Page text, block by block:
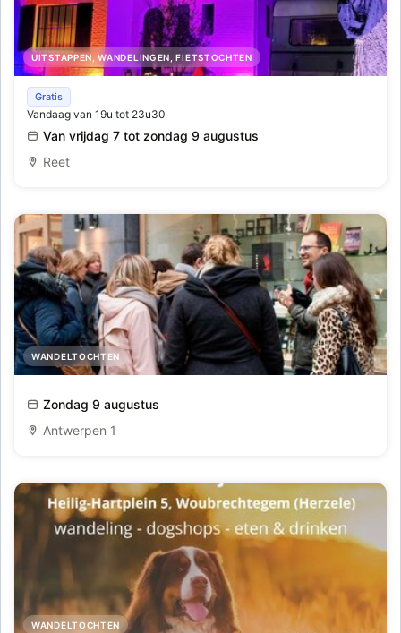
UITSTAPPEN, WANDELINGEN, FIETSTOCHTEN
Lichtfeeten Reet
Gratis
Vandaag van 19u tot 23u30
Van vrijdag 7 tot zondag 9 augustus
Reet
WANDELTOCHTEN
Gegidste wandeling: De Joodse Buurt
Zondag 9 augustus
Antwerpen 1
WANDELTOCHTEN